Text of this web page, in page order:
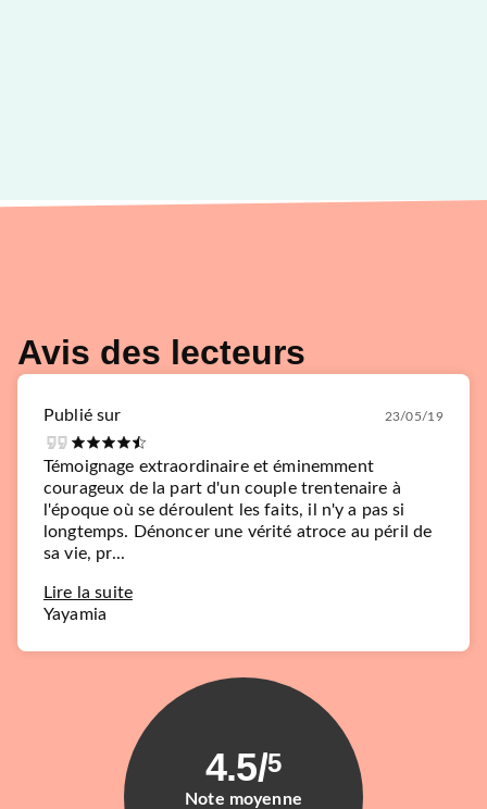
Avis des lecteurs
Publié sur 23/05/19
Témoignage extraordinaire et éminemment
courageux de la part d'un couple trentenaire à
l'époque où se déroulent les faits, il n'y a pas si
longtemps. Dénoncer une vérité atroce au péril de
sa vie, pr...
Lire la suite
Yayamia
4.5/5
Note moyenne